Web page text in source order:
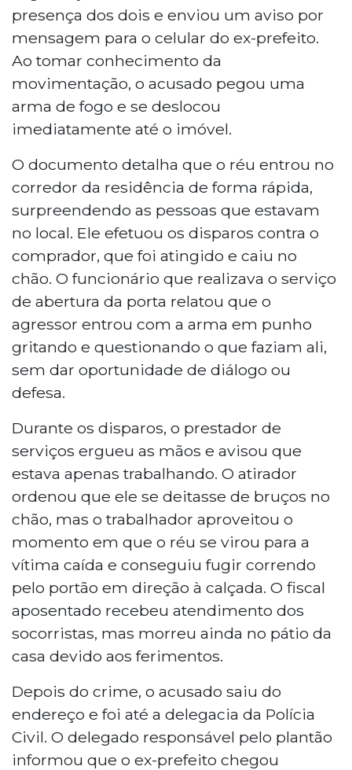
presença dos dois e enviou um aviso por
mensagem para o celular do ex-prefeito.
Ao tomar conhecimento da
movimentação, o acusado pegou uma
arma de fogo e se deslocou
imediatamente até o imóvel.
O documento detalha que o réu entrou no
corredor da residência de forma rápida,
surpreendendo as pessoas que estavam
no local. Ele efetuou os disparos contra o
comprador, que foi atingido e caiu no
chão. O funcionário que realizava o serviço
de abertura da porta relatou que o
agressor entrou com a arma em punho
gritando e questionando o que faziam ali,
sem dar oportunidade de diálogo ou
defesa.
Durante os disparos, o prestador de
serviços ergueu as mãos e avisou que
estava apenas trabalhando. O atirador
ordenou que ele se deitasse de bruços no
chão, mas o trabalhador aproveitou o
momento em que o réu se virou para a
vítima caída e conseguiu fugir correndo
pelo portão em direção à calçada. O fiscal
aposentado recebeu atendimento dos
socorristas, mas morreu ainda no pátio da
casa devido aos ferimentos.
Depois do crime, o acusado saiu do
endereço e foi até a delegacia da Polícia
Civil. O delegado responsável pelo plantão
informou que o ex-prefeito chegou